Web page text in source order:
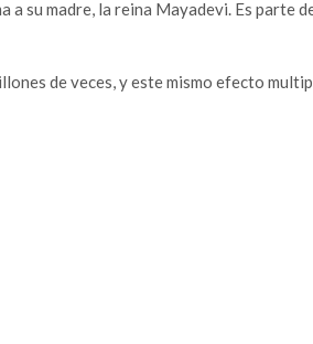
a su madre, la reina Mayadevi. Es parte
de veces, y este mismo efecto